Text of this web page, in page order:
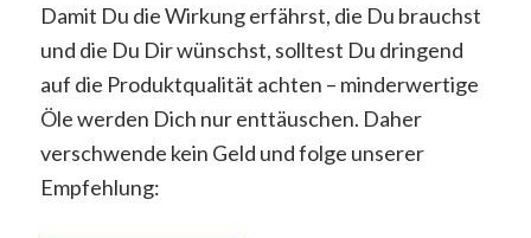
Damit Du die Wirkung erfährst, die Du brauchst
und die Du Dir wünschst, solltest Du dringend
auf die Produktqualität achten – minderwertige
Öle werden Dich nur enttäuschen. Daher
verschwende kein Geld und folge unserer
Empfehlung: